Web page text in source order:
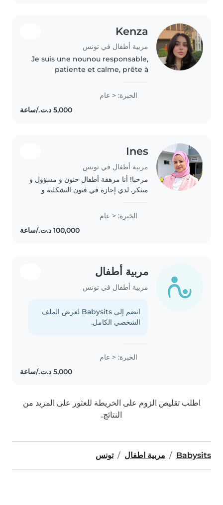
Kenza
مربية أطفال في تونس
Je suis une nounou responsable,
patiente et calme, prête à
bienveillance. Je parle arabe et
français, et j'ai des compétences
variées : dessin, lecture,..
الخبرة: < عام
Ines
مربية أطفال في تونس
مرحبا! أنا مرهقة أطفال حنون و مسؤول و
مبتكر. لدي إجازة في فنون التشكلية و
مبكرة. لدي خبرة مع الأطفال في مرحلة
ما قبل المدرسة. أنا ممتعة و محبة
الخبرة: < عام
مربية أطفال
مربية أطفال في تونس
انضم إلى Babysits لعرض الملف
الشخصي الكامل.
الخبرة: < عام
اطلب تقليص الزوم على الخريطة للعثور على المزيد من
النتائج.
Babysits مربية اطفال تونس